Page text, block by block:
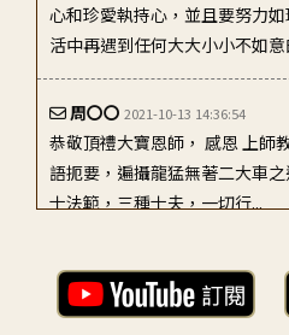
心和珍愛執持心，並且要努力
活中再遇到任何大大小小不如意
周〇〇 2021-10-13 14:36:54
恭敬頂禮大寶恩師， 感恩 上師
語扼要，遍攝龍猛無著二大車
士法範，三種士夫，一切行...
葉〇〇2026-01-12 06:20:55
頂禮大寶恩師： 感恩 老師開示